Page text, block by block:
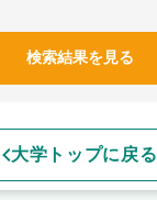
検索結果を見る
大学トップに戻る